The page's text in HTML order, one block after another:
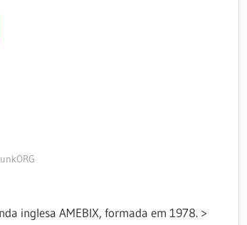
inglesa AMEBIX, formada em 1978. >